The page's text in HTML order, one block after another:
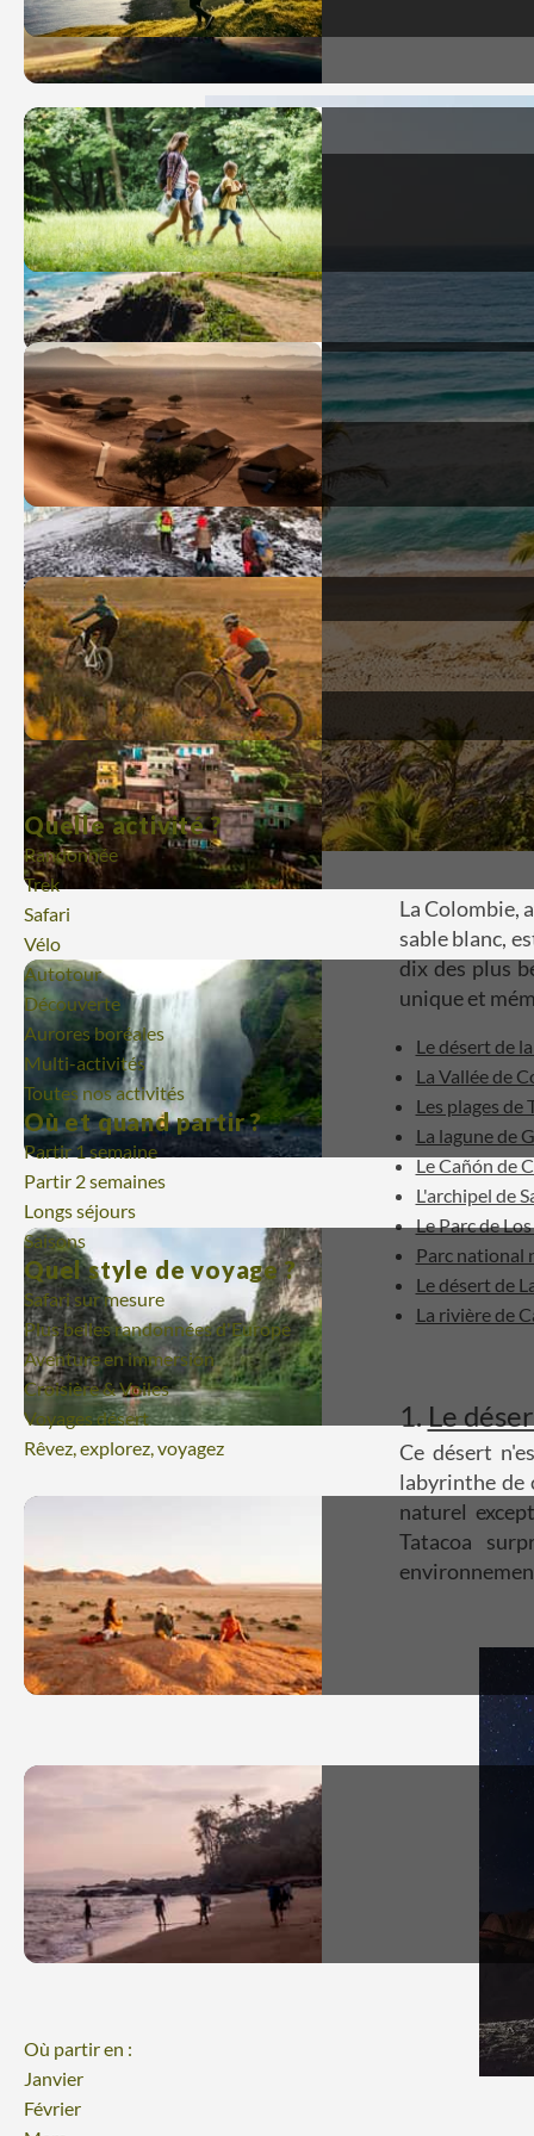
Où partir en :
Janvier
Février
Quelle activité ?
Randonnée
Trek
Safari
Vélo
Autotour
Découverte
Aurores boréales
Multi-activités
Toutes nos activités
Où et quand partir ?
Partir 1 semaine
Partir 2 semaines
Longs séjours
Saisons
Quel style de voyage ?
Safari sur mesure
Plus belles randonnées d'Europe
Aventure en immersion
Croisière & Voiles
Voyages désert
Rêvez, explorez, voyagez
La Colombie,
sable blanc,
dix des plus
unique et
Le désert de
La Vallée de
Les plages de
La lagune de
Le Cañón de
L'archipel de
Le Parc de
Parc national
Le désert de
La rivière de
1. Le
Ce désert
labyrinthe de
naturel
Tatacoa